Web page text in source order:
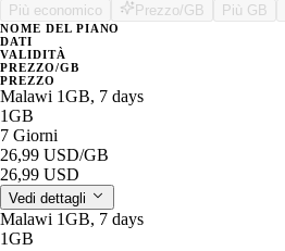
Più economico Prezzo/GB Più GB
NOME DEL PIANO
DATI
VALIDITÀ
PREZZO/GB
PREZZO
Malawi 1GB, 7 days
1GB
7 Giorni
26,99 USD/GB
26,99 USD
Vedi dettagli
Malawi 1GB, 7 days
1GB